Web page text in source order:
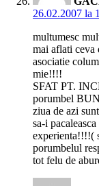
26.02.2007 la
multumesc
mai aflati ceva
asociatie
mie!!!!
SFAT PT.
porumbel
ziua de azi
sa-i
experienta!!!!(
porumbelul
tot felu de